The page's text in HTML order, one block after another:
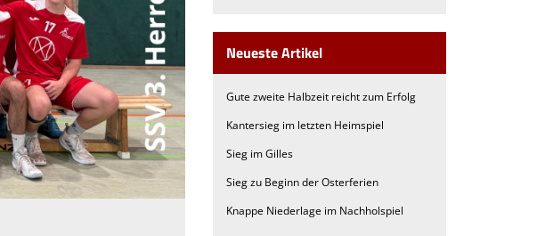
Neueste Artikel
Gute zweite Halbzeit reicht zum Erfolg
Kantersieg im letzten Heimspiel
Sieg im Gilles
Sieg zu Beginn der Osterferien
Knappe Niederlage im Nachholspiel